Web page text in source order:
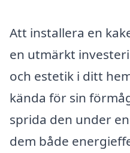
Att installera en
en utmärkt
och estetik i ditt
kända för sin
sprida den under
dem både